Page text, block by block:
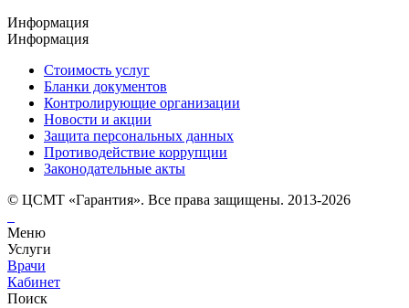
Информация
Информация
Стоимость услуг
Бланки документов
Контролирующие организации
Новости и акции
Защита персональных данных
Противодействие коррупции
Законодательные акты
© ЦСМТ «Гарантия». Все права защищены. 2013-2026
Меню
Услуги
Врачи
Кабинет
Поиск